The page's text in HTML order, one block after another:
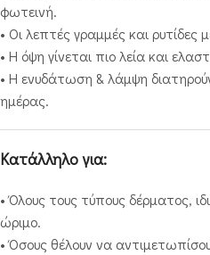
φωτεινή.
• Οι λεπτές γραμμές και ρυτίδες
• Η όψη γίνεται πιο λεία και
• Η ενυδάτωση & λάμψη
ημέρας.
Κατάλληλο για:
• Όλους τους τύπους δέρματος,
ώριμο.
• Όσους θέλουν να